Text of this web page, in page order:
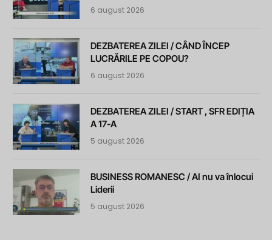
6 august 2026
DEZBATEREA ZILEI / CÂND ÎNCEP
LUCRĂRILE PE COPOU?
6 august 2026
DEZBATEREA ZILEI / START , SFR EDIȚIA
A 17-A
5 august 2026
BUSINESS ROMANESC / AI nu va înlocui
Liderii
5 august 2026